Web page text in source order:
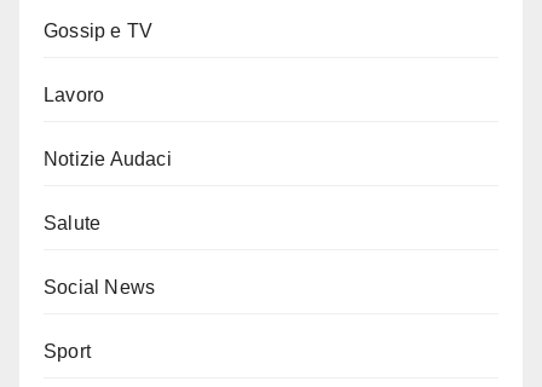
Gossip e TV
Lavoro
Notizie Audaci
Salute
Social News
Sport